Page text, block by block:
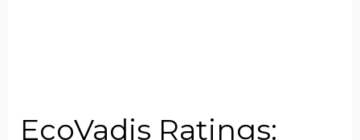
EcoVadis Ratings: